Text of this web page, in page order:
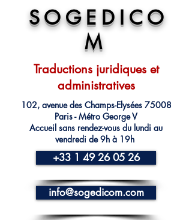
S O G E D I C O
M
Traductions juridiques et
administratives
102, avenue des Champs-Elysées 75008
Paris - Métro George V
Accueil sans rendez-vous du lundi au
vendredi de 9h à 19h
+33 1 49 26 05 26
info@sogedicom.com